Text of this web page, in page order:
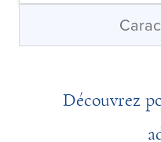
Découvrez